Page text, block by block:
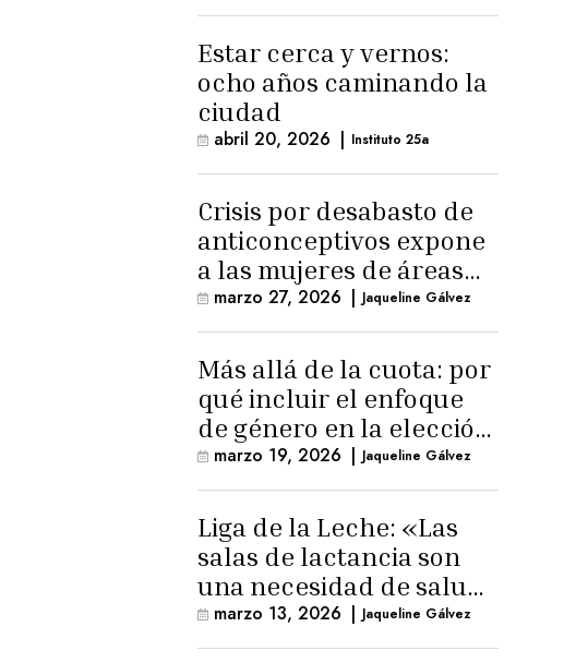
Estar cerca y vernos:
ocho años caminando la
ciudad
abril 20, 2026 | Instituto 25a
Crisis por desabasto de
anticonceptivos expone
a las mujeres de áreas
rurales
marzo 27, 2026 | Jaqueline Gálvez
Más allá de la cuota: por
qué incluir el enfoque
de género en la elección
de Fiscal General
marzo 19, 2026 | Jaqueline Gálvez
Liga de la Leche: «Las
salas de lactancia son
una necesidad de salud
pública»
marzo 13, 2026 | Jaqueline Gálvez